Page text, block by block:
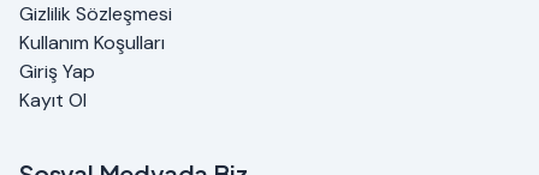
Gizlilik Sözleşmesi
Kullanım Koşulları
Giriş Yap
Kayıt Ol